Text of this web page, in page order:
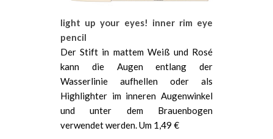
light up your eyes! inner rim eye
pencil
Der Stift in mattem Weiß und Rosé
kann die Augen entlang der
Wasserlinie aufhellen oder als
Highlighter im inneren Augenwinkel
und unter dem Brauenbogen
verwendet werden. Um 1,49 €